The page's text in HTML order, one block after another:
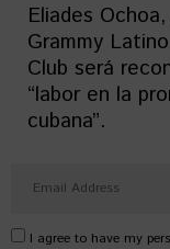
Eliades
Grammy
Club será
“labor en la
cubana”.
I agree to have my